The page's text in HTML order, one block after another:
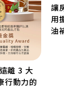
離 3 大
行動力的
讓
用
油